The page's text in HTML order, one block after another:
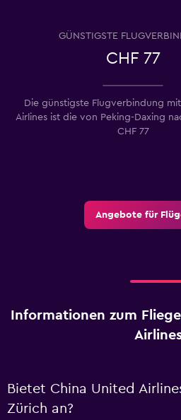
GÜNSTIGSTE
CHF 77
Die günstigste Flugverbindung
Airlines ist die von Peking-Daxing
CHF 77
Angebote für
Informationen zum
Bietet China United
Zürich an?